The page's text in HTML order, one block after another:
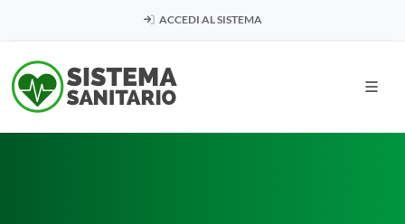
ACCEDI AL SISTEMA